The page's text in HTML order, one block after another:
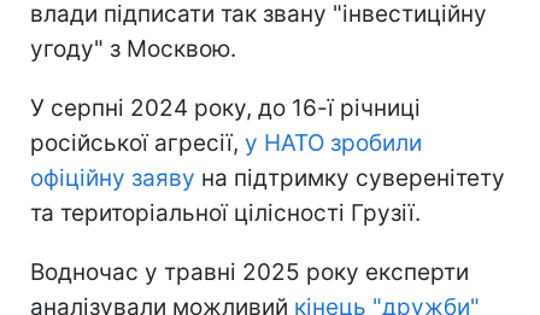
влади підписати так звану "інвестиційну
угоду" з Москвою.
У серпні 2024 року, до 16-ї річниці
російської агресії, у НАТО зробили
офіційну заяву на підтримку суверенітету
та територіальної цілісності Грузії.
Водночас у травні 2025 року експерти
аналізували можливий кінець "дружби"